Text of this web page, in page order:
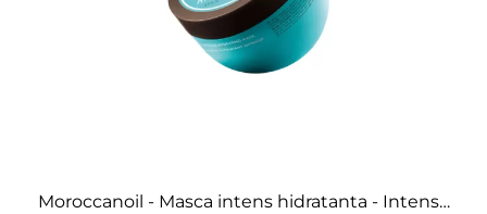
Moroccanoil - Masca intens hidratanta - Intense